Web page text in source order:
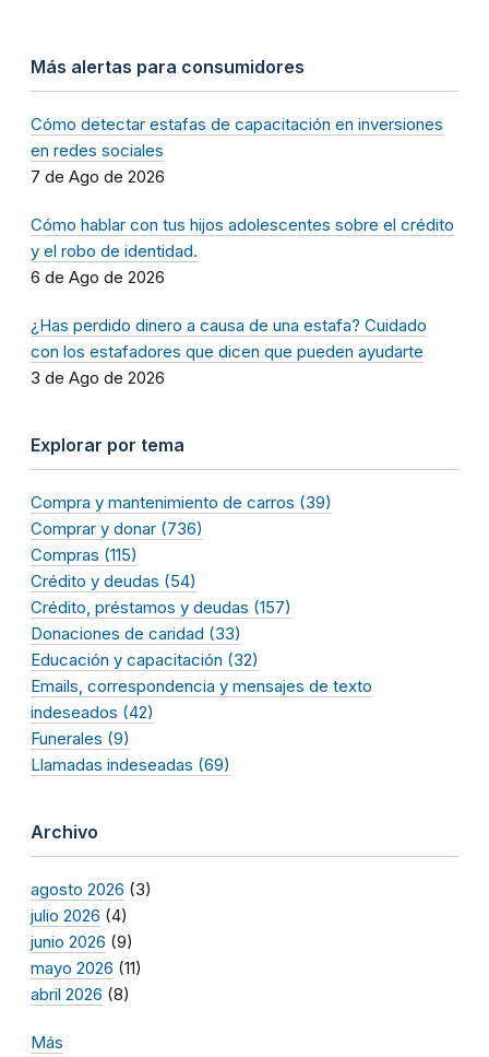
Más alertas para consumidores
Cómo detectar estafas de capacitación en inversiones
en redes sociales
7 de Ago de 2026
Cómo hablar con tus hijos adolescentes sobre el crédito
y el robo de identidad.
6 de Ago de 2026
¿Has perdido dinero a causa de una estafa? Cuidado
con los estafadores que dicen que pueden ayudarte
3 de Ago de 2026
Explorar por tema
Compra y mantenimiento de carros (39)
Comprar y donar (736)
Compras (115)
Crédito y deudas (54)
Crédito, préstamos y deudas (157)
Donaciones de caridad (33)
Educación y capacitación (32)
Emails, correspondencia y mensajes de texto
indeseados (42)
Funerales (9)
Llamadas indeseadas (69)
Archivo
agosto 2026 (3)
julio 2026 (4)
junio 2026 (9)
mayo 2026 (11)
abril 2026 (8)
Más